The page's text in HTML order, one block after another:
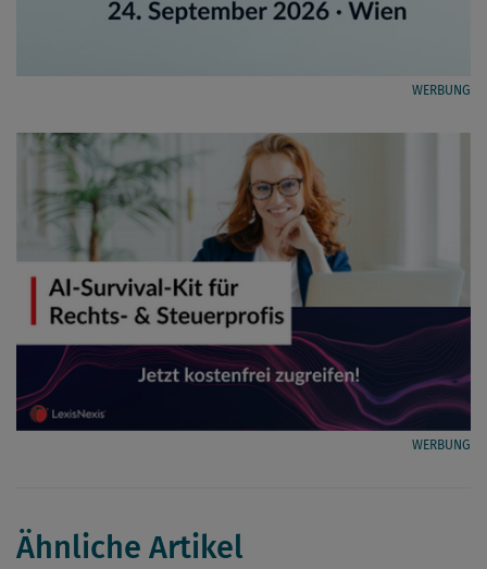
WERBUNG
WERBUNG
Ähnliche Artikel